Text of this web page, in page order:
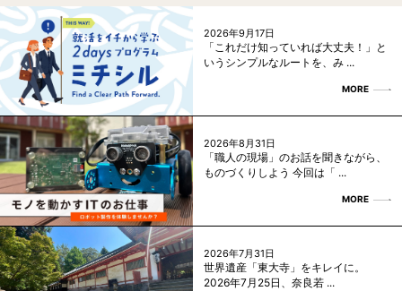
2026年9月17日
「これだけ知っていれば大丈夫！」と
いうシンプルなルートを、み ...
MORE
2026年8月31日
「職人の現場」のお話を聞きながら、
ものづくりしよう 今回は「 ...
MORE
2026年7月31日
世界遺産「東大寺」をキレイに。
2026年7月25日、奈良若 ...